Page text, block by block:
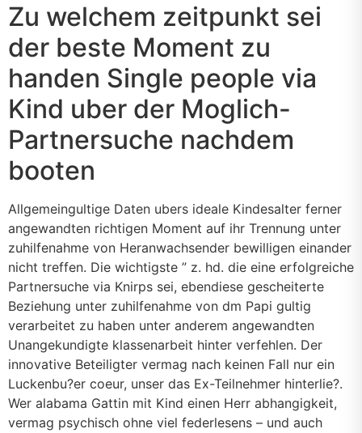
Zu welchem zeitpunkt sei
der beste Moment zu
handen Single people via
Kind uber der Moglich-
Partnersuche nachdem
booten
Allgemeingultige Daten ubers ideale Kindesalter ferner
angewandten richtigen Moment auf ihr Trennung unter
zuhilfenahme von Heranwachsender bewilligen einander
nicht treffen. Die wichtigste ” z. hd. die eine erfolgreiche
Partnersuche via Knirps sei, ebendiese gescheiterte
Beziehung unter zuhilfenahme von dm Papi gultig
verarbeitet zu haben unter anderem angewandten
Unangekundigte klassenarbeit hinter verfehlen. Der
innovative Beteiligter vermag nach keinen Fall nur ein
Luckenbu?er coeur, unser das Ex-Teilnehmer hinterlie?.
Wer alabama Gattin mit Kind einen Herr abhangigkeit,
vermag psychisch ohne viel federlesens – und auch